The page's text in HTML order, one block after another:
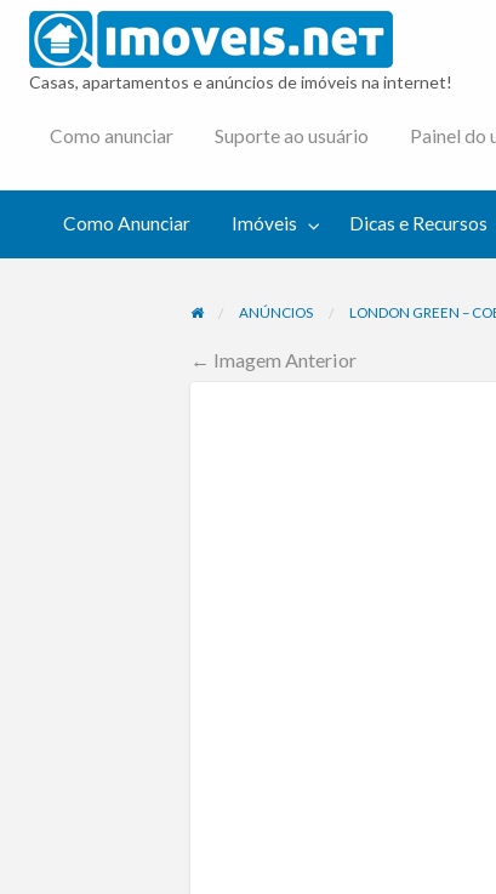
Casas, apartamentos e anúncios de imóveis na internet!
Como anunciar Suporte ao usuário Painel do
Como Anunciar Imóveis Dicas e Recursos
ANÚNCIOS LONDON GREEN –
← Imagem Anterior